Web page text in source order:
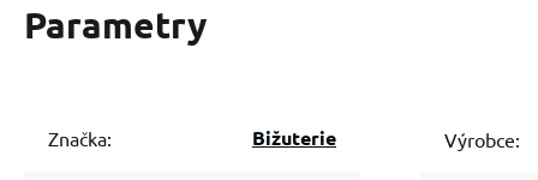
Parametry
Značka: Bižuterie Výrobce: